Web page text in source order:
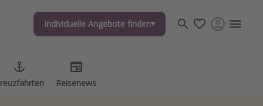
Individuelle Angebote finden
Reisenews
Individuelle Angebote finden
Reisenews